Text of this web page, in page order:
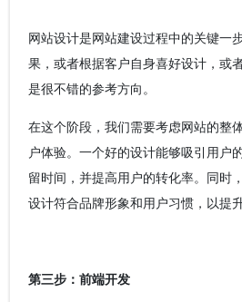
网站设计是网站建设过程中的关键一
果，或者根据客户自身喜好设计，或
是很不错的参考方向。
在这个阶段，我们需要考虑网站的整
户体验。一个好的设计能够吸引用户
留时间，并提高用户的转化率。同时
设计符合品牌形象和用户习惯，以提
第三步：前端开发